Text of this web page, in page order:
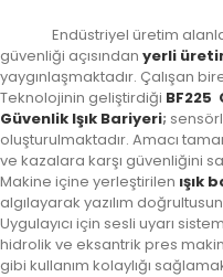
Endüstriyel üretim
güvenliği açısından yerli
yaygınlaşmaktadır. Çalışan
Teknolojinin geliştirdiği BF225
Güvenlik Işık Bariyeri;
oluşturulmaktadır. Amacı
ve kazalara karşı güvenliğini
Makine içine yerleştirilen ışık
algılayarak yazılım
Uygulayıcı için sesli uyarı
hidrolik ve eksantrik pres
gibi kullanım kolaylığı